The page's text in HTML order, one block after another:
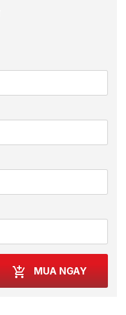
MUA NGAY